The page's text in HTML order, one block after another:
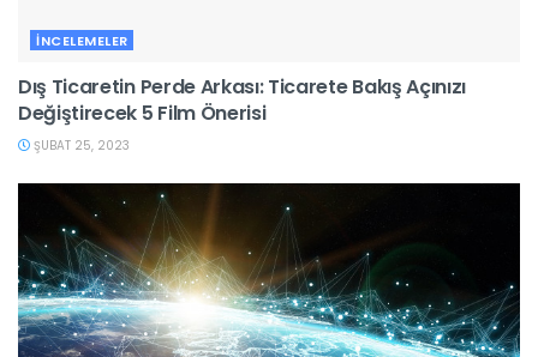
İNCELEMELER
Dış Ticaretin Perde Arkası: Ticarete Bakış Açınızı
Değiştirecek 5 Film Önerisi
ŞUBAT 25, 2023